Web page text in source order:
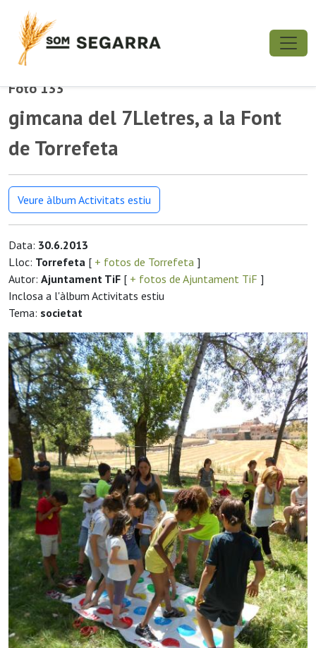
Foto 133
gimcana del 7Lletres, a la Font
de Torrefeta
Veure àlbum Activitats estiu
Data: 30.6.2013
Lloc: Torrefeta [ + fotos de Torrefeta ]
Autor: Ajuntament TiF [ + fotos de Ajuntament TiF ]
Inclosa a l'àlbum Activitats estiu
Tema: societat